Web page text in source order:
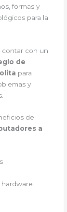
formas y
para la
contar con un
de
para
y
de
a